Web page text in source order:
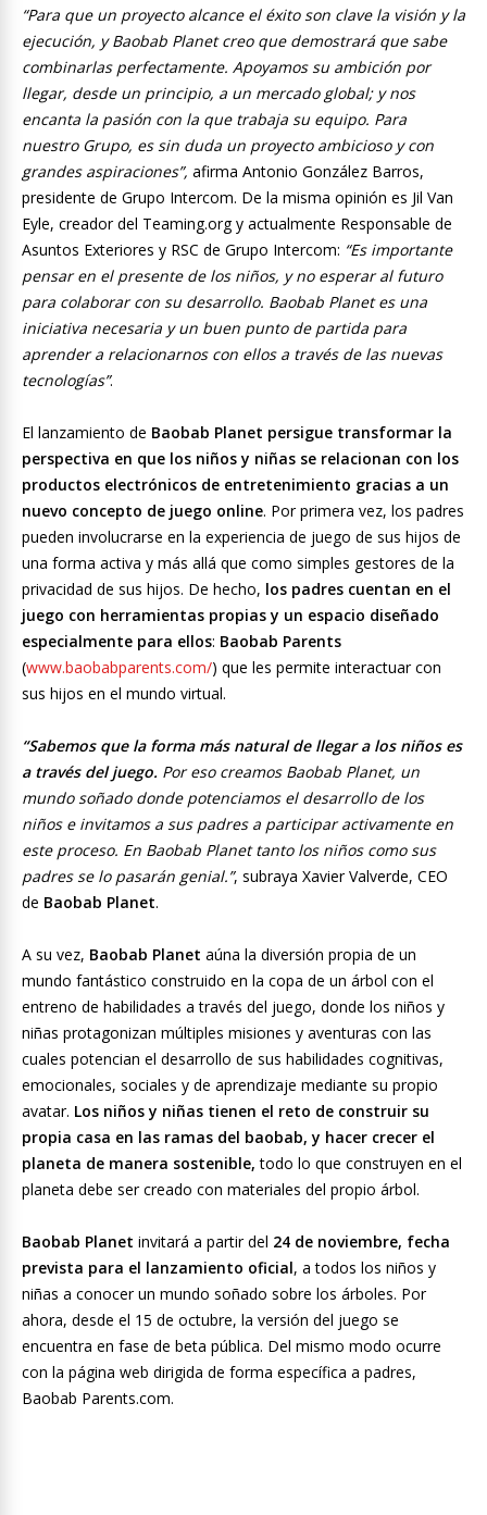
“Para que un proyecto alcance el éxito son clave la visión y la
ejecución, y Baobab Planet creo que demostrará que sabe
combinarlas perfectamente. Apoyamos su ambición por
llegar, desde un principio, a un mercado global; y nos
encanta la pasión con la que trabaja su equipo. Para
nuestro Grupo, es sin duda un proyecto ambicioso y con
grandes aspiraciones”, afirma Antonio González Barros,
presidente de Grupo Intercom. De la misma opinión es Jil Van
Eyle, creador del Teaming.org y actualmente Responsable de
Asuntos Exteriores y RSC de Grupo Intercom: “Es importante
pensar en el presente de los niños, y no esperar al futuro
para colaborar con su desarrollo. Baobab Planet es una
iniciativa necesaria y un buen punto de partida para
aprender a relacionarnos con ellos a través de las nuevas
tecnologías”.
El lanzamiento de Baobab Planet persigue transformar la
perspectiva en que los niños y niñas se relacionan con los
productos electrónicos de entretenimiento gracias a un
nuevo concepto de juego online. Por primera vez, los padres
pueden involucrarse en la experiencia de juego de sus hijos de
una forma activa y más allá que como simples gestores de la
privacidad de sus hijos. De hecho, los padres cuentan en el
juego con herramientas propias y un espacio diseñado
especialmente para ellos: Baobab Parents
(www.baobabparents.com/) que les permite interactuar con
sus hijos en el mundo virtual.
“Sabemos que la forma más natural de llegar a los niños es
a través del juego. Por eso creamos Baobab Planet, un
mundo soñado donde potenciamos el desarrollo de los
niños e invitamos a sus padres a participar activamente en
este proceso. En Baobab Planet tanto los niños como sus
padres se lo pasarán genial.”, subraya Xavier Valverde, CEO
de Baobab Planet.
A su vez, Baobab Planet aúna la diversión propia de un
mundo fantástico construido en la copa de un árbol con el
entreno de habilidades a través del juego, donde los niños y
niñas protagonizan múltiples misiones y aventuras con las
cuales potencian el desarrollo de sus habilidades cognitivas,
emocionales, sociales y de aprendizaje mediante su propio
avatar. Los niños y niñas tienen el reto de construir su
propia casa en las ramas del baobab, y hacer crecer el
planeta de manera sostenible, todo lo que construyen en el
planeta debe ser creado con materiales del propio árbol.
Baobab Planet invitará a partir del 24 de noviembre, fecha
prevista para el lanzamiento oficial, a todos los niños y
niñas a conocer un mundo soñado sobre los árboles. Por
ahora, desde el 15 de octubre, la versión del juego se
encuentra en fase de beta pública. Del mismo modo ocurre
con la página web dirigida de forma específica a padres,
Baobab Parents.com.